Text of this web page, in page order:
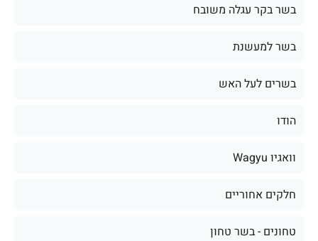
בשר בקר עגלה משובח
בשר למעשנת
בשרים לעל האש
הודו
וואגיו Wagyu
חלקים אחוריים
טחונים - בשר טחון